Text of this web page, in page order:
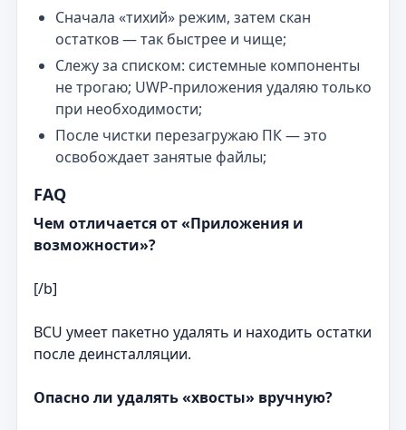
Сначала «тихий» режим, затем скан
остатков — так быстрее и чище;
Слежу за списком: системные компоненты
не трогаю; UWP‑приложения удаляю только
при необходимости;
После чистки перезагружаю ПК — это
освобождает занятые файлы;
FAQ
Чем отличается от «Приложения и
возможности»?
[/b]
BCU умеет пакетно удалять и находить остатки
после деинсталляции.
Опасно ли удалять «хвосты» вручную?